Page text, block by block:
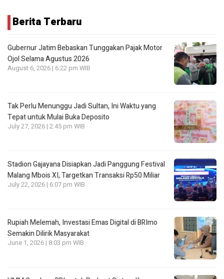
Berita Terbaru
Gubernur Jatim Bebaskan Tunggakan Pajak Motor
Ojol Selama Agustus 2026
August 6, 2026 | 6:22 pm WIB
Tak Perlu Menunggu Jadi Sultan, Ini Waktu yang
Tepat untuk Mulai Buka Deposito
July 27, 2026 | 2:45 pm WIB
Stadion Gajayana Disiapkan Jadi Panggung Festival
Malang Mbois XI, Targetkan Transaksi Rp50 Miliar
July 22, 2026 | 6:07 pm WIB
Rupiah Melemah, Investasi Emas Digital di BRImo
Semakin Dilirik Masyarakat
June 1, 2026 | 8:03 pm WIB